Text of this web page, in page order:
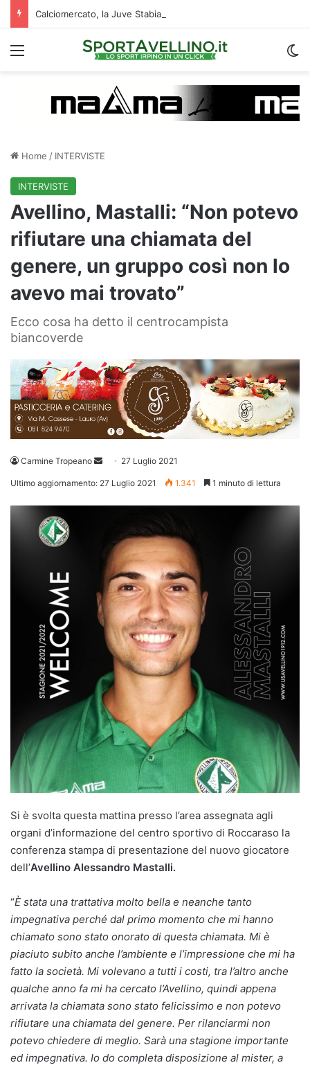
Menu
Home / INTERVISTE
INTERVISTE
Avellino, Mastalli: “Non potevo
rifiutare una chiamata del
genere, un gruppo così non lo
avevo mai trovato”
Ecco cosa ha detto il centrocampista
biancoverde
Carmine Tropeano
Invia 27 Luglio 2021
Ultimo aggiornamento: 27 Luglio 2021 1.341 1 minuto di lettura
Si è svolta questa mattina presso l’area assegnata agli
organi d’informazione del centro sportivo di Roccaraso la
conferenza stampa di presentazione del nuovo giocatore
dell’Avellino Alessandro Mastalli.
“È stata una trattativa molto bella e neanche tanto
impegnativa perché dal primo momento che mi hanno
chiamato sono stato onorato di questa chiamata. Mi è
piaciuto subito anche l’ambiente e l’impressione che mi ha
fatto la società. Mi volevano a tutti i costi, tra l’altro anche
qualche anno fa mi ha cercato l’Avellino, quindi appena
arrivata la chiamata sono stato felicissimo e non potevo
rifiutare una chiamata del genere. Per rilanciarmi non
potevo chiedere di meglio. Sarà una stagione importante
ed impegnativa. Io do completa disposizione al mister, a